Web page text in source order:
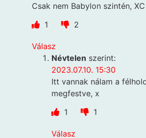
Csak nem Babylon szintén, XC
1
2
Válasz
Névtelen szerint:
2023.07.10. 15:30
Itt vannak nálam a
megfestve, x
1
1
Válasz